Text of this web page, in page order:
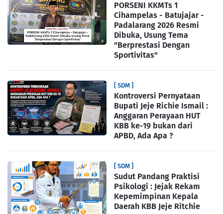
PORSENI KKMTs 1
Cihampelas - Batujajar -
Padalarang 2026 Resmi
Dibuka, Usung Tema
"Berprestasi Dengan
Sportivitas"
[ SDM ]
Kontroversi Pernyataan
Bupati Jeje Richie Ismail :
Anggaran Perayaan HUT
KBB ke-19 bukan dari
APBD, Ada Apa ?
[ SDM ]
Sudut Pandang Praktisi
Psikologi : Jejak Rekam
Kepemimpinan Kepala
Daerah KBB Jeje Ritchie